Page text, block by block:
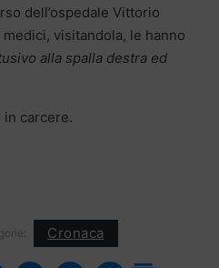
dell’ospedale Vittorio
visitandola, le hanno
alla spalla destra ed
in carcere.
Cronaca